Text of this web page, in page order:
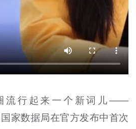
流行起来一个新词儿——
家数据局在官方发布中首次